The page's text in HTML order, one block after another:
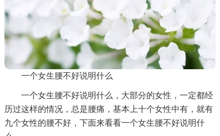
一个女生腰不好说明什么
一个女生腰不好说明什么，大部分的女性，一定都经
历过这样的情况，总是腰痛，基本上十个女性中有，就有
九个女性的腰不好，下面来看看一个女生腰不好说明什